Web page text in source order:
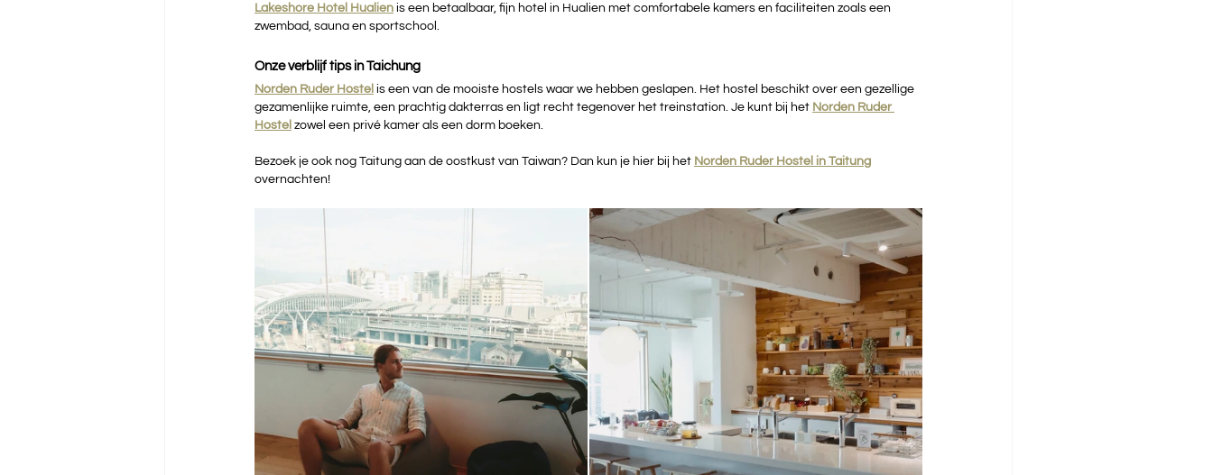
Lakeshore Hotel Hualien is een betaalbaar, fijn hotel in Hualien met comfortabele kamers en faciliteiten zoals een
zwembad, sauna en sportschool.
Onze verblijf tips in Taichung
Norden Ruder Hostel is een van de mooiste hostels waar we hebben geslapen. Het hostel beschikt over een gezellige
gezamenlijke ruimte, een prachtig dakterras en ligt recht tegenover het treinstation. Je kunt bij het Norden Ruder
Hostel zowel een privé kamer als een dorm boeken.
Bezoek je ook nog Taitung aan de oostkust van Taiwan? Dan kun je hier bij het Norden Ruder Hostel in Taitung
overnachten!